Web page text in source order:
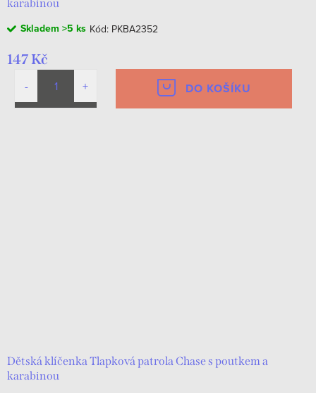
karabinou
Skladem >5 ks Kód: PKBA2352
147 Kč
DO KOŠÍKU
Dětská klíčenka Tlapková patrola Chase s poutkem a
karabinou